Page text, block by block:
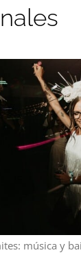
música y